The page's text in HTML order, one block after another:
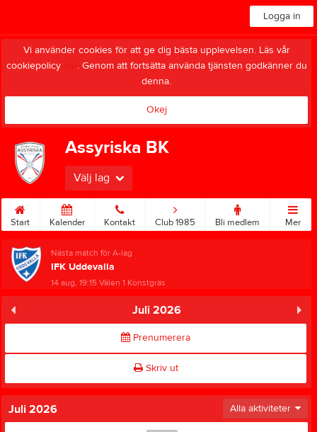
Logga in
Vi använder cookies för att ge dig bästa upplevelsen. Läs vår
cookiepolicy
. Genom att fortsätta använda tjänsten godkänner du
denna.
Okej
Assyriska BK
Välj lag
Start Kalender Kontakt Club 1985 Bli medlem Mer
Nästa match för A-lag
IFK Uddevalla
14 aug, 19:15Välen 1 Konstgräs
Juli 2026
Prenumerera
Skriv ut
Juli 2026 Alla aktiviteter